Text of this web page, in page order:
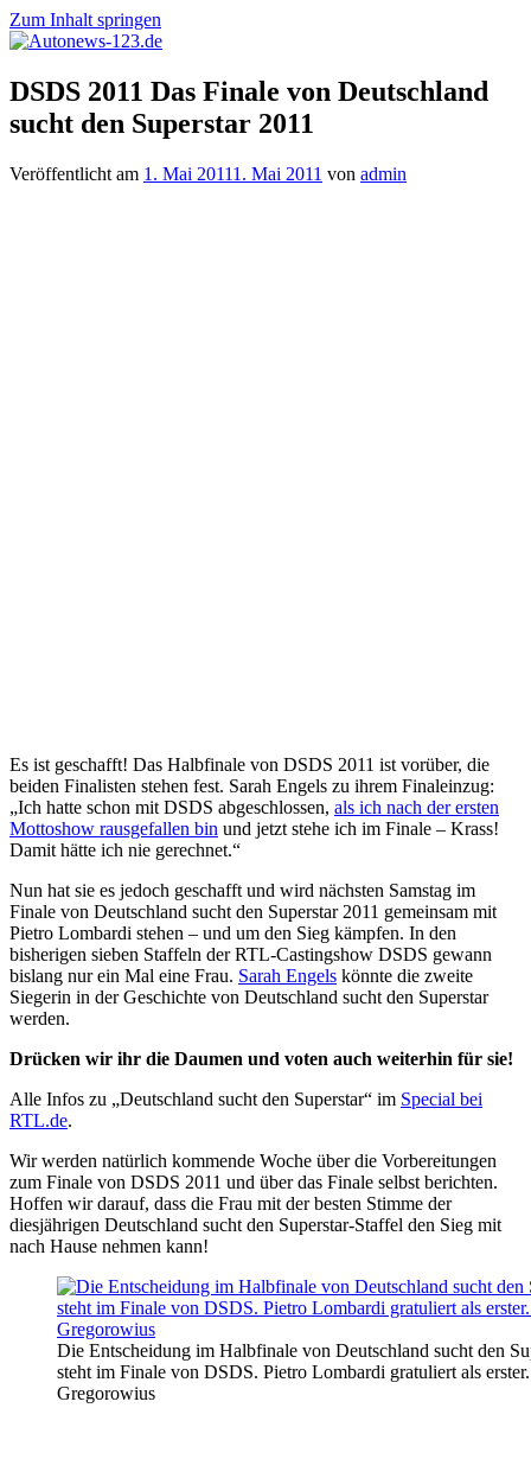
Zum Inhalt springen
Autonews-
123.de
Autonews
mit
Charme
DSDS 2011 Das Finale von Deutschland
sucht den Superstar 2011
Veröffentlicht am 1. Mai 20111. Mai 2011 von admin
Es ist geschafft! Das Halbfinale von DSDS 2011 ist vorüber, die
beiden Finalisten stehen fest. Sarah Engels zu ihrem Finaleinzug:
„Ich hatte schon mit DSDS abgeschlossen, als ich nach der ersten
Mottoshow rausgefallen bin und jetzt stehe ich im Finale – Krass!
Damit hätte ich nie gerechnet.“
Nun hat sie es jedoch geschafft und wird nächsten Samstag im
Finale von Deutschland sucht den Superstar 2011 gemeinsam mit
Pietro Lombardi stehen – und um den Sieg kämpfen. In den
bisherigen sieben Staffeln der RTL-Castingshow DSDS gewann
bislang nur ein Mal eine Frau. Sarah Engels könnte die zweite
Siegerin in der Geschichte von Deutschland sucht den Superstar
werden.
Drücken wir ihr die Daumen und voten auch weiterhin für sie!
Alle Infos zu „Deutschland sucht den Superstar“ im Special bei
RTL.de.
Wir werden natürlich kommende Woche über die Vorbereitungen
zum Finale von DSDS 2011 und über das Finale selbst berichten.
Hoffen wir darauf, dass die Frau mit der besten Stimme der
diesjährigen Deutschland sucht den Superstar-Staffel den Sieg mit
nach Hause nehmen kann!
Die Entscheidung im Halbfinale von Deutschland sucht den
steht im Finale von DSDS. Pietro Lombardi gratuliert als
Gregorowius